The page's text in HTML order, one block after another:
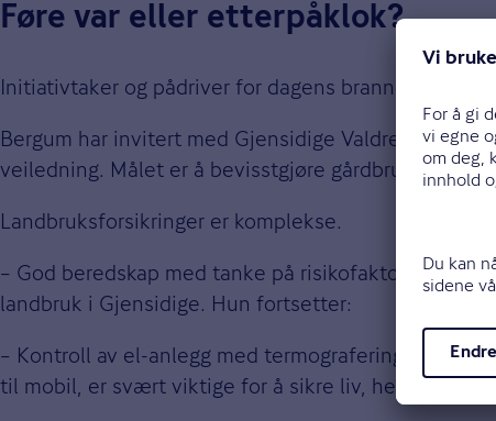
Føre var eller etterpåklok?
Initiativtaker og pådriver for dagens brannøvelse er
Bergum har invitert med Gjensidige Valdres, Norsk
veiledning. Målet er å bevisstgjøre gårdbrukere i
Landbruksforsikringer er komplekse.
– God beredskap med tanke på risikofaktorer er et
landbruk i Gjensidige. Hun fortsetter:
– Kontroll av el-anlegg med termografering med
til mobil, er svært viktige for å sikre liv, helse og